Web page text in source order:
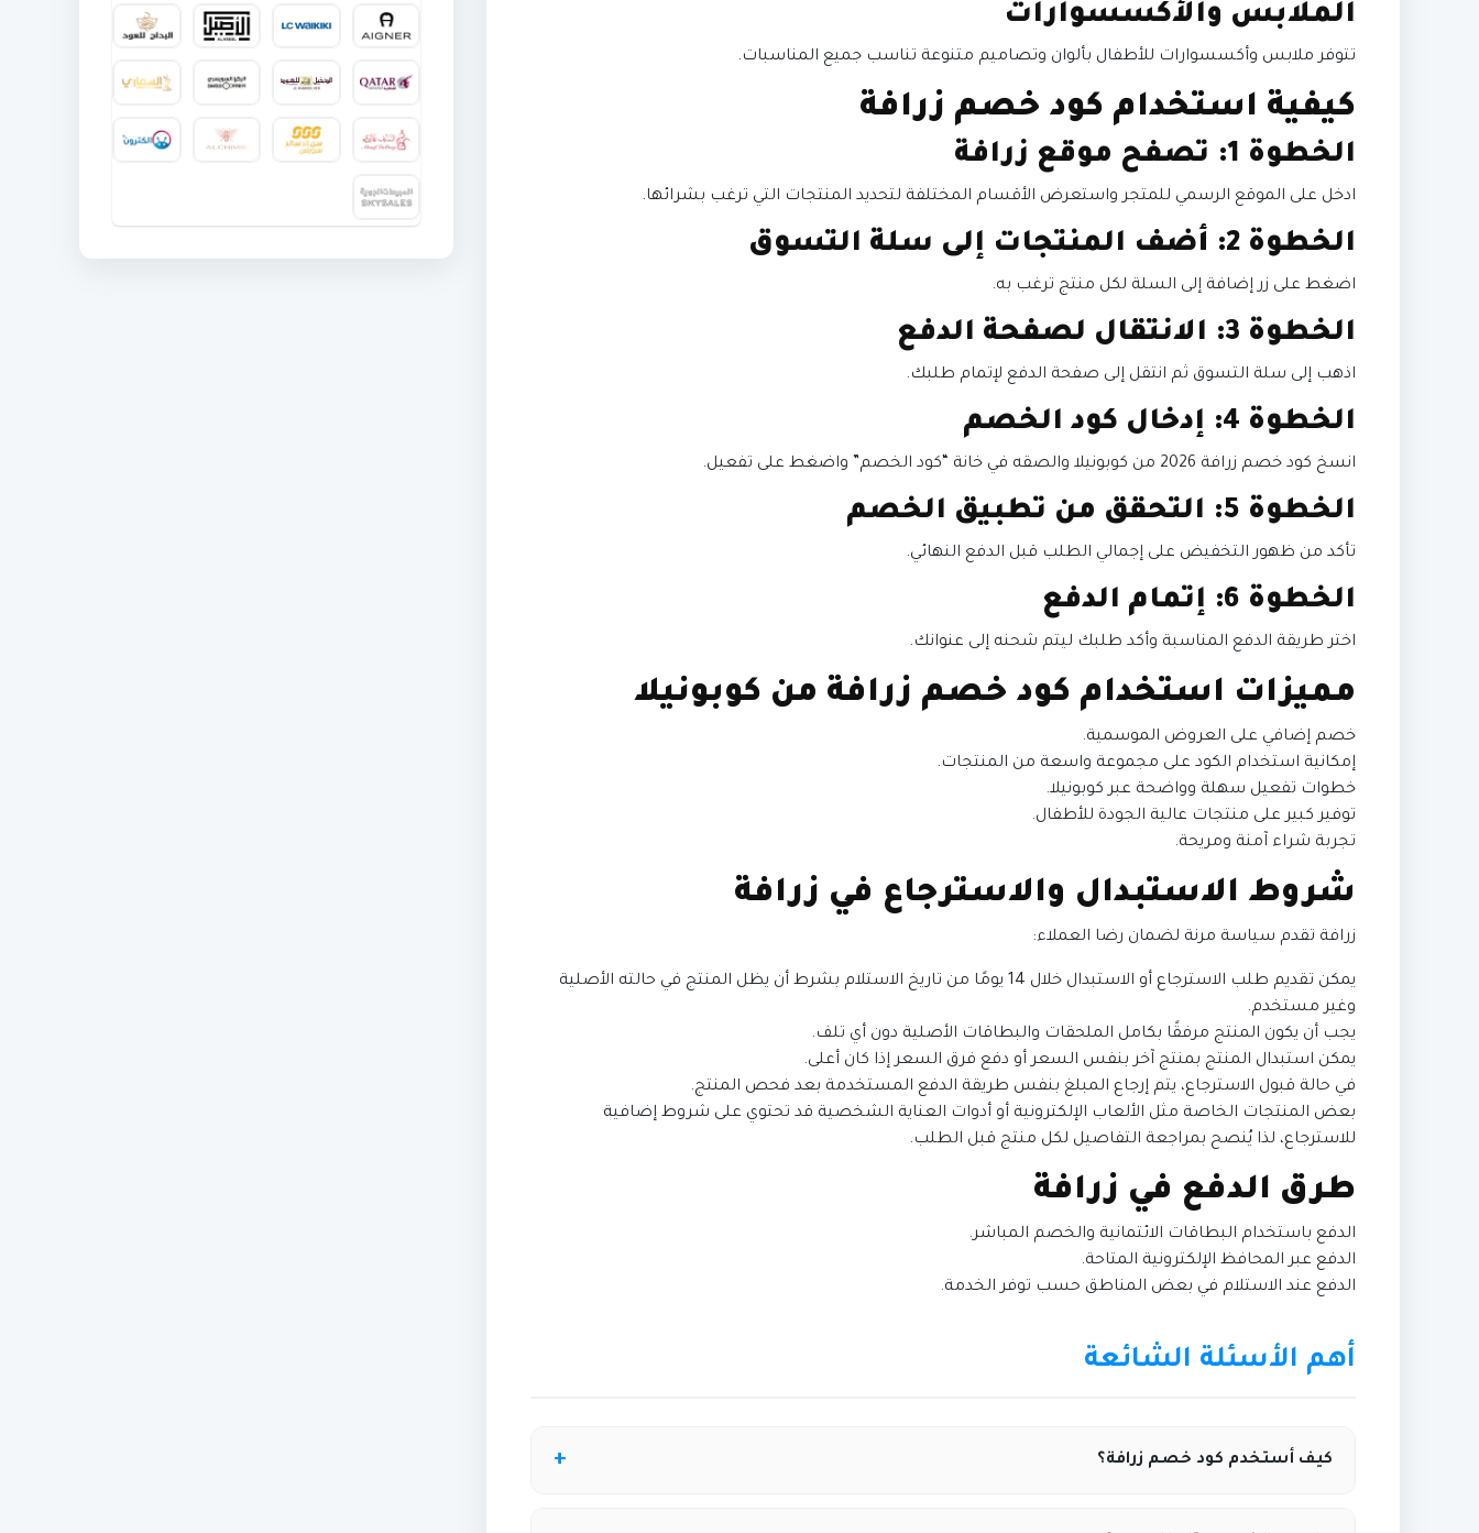
الملابس والأكسسوارات
تتوفر ملابس وأكسسوارات للأطفال بألوان وتصاميم متنوعة تناسب جميع المناسبات.
كيفية استخدام كود خصم زرافة
الخطوة 1: تصفح موقع زرافة
ادخل على الموقع الرسمي للمتجر واستعرض الأقسام المختلفة لتحديد المنتجات التي ترغب بشرائها.
الخطوة 2: أضف المنتجات إلى سلة التسوق
اضغط على زر إضافة إلى السلة لكل منتج ترغب به.
الخطوة 3: الانتقال لصفحة الدفع
اذهب إلى سلة التسوق ثم انتقل إلى صفحة الدفع لإتمام طلبك.
الخطوة 4: إدخال كود الخصم
انسخ كود خصم زرافة 2026 من كوبونيلا والصقه في خانة “كود الخصم” واضغط على تفعيل.
الخطوة 5: التحقق من تطبيق الخصم
تأكد من ظهور التخفيض على إجمالي الطلب قبل الدفع النهائي.
الخطوة 6: إتمام الدفع
اختر طريقة الدفع المناسبة وأكد طلبك ليتم شحنه إلى عنوانك.
مميزات استخدام كود خصم زرافة من كوبونيلا
خصم إضافي على العروض الموسمية.
إمكانية استخدام الكود على مجموعة واسعة من المنتجات.
خطوات تفعيل سهلة وواضحة عبر كوبونيلا.
توفير كبير على منتجات عالية الجودة للأطفال.
تجربة شراء آمنة ومريحة.
شروط الاستبدال والاسترجاع في زرافة
زرافة تقدم سياسة مرنة لضمان رضا العملاء:
يمكن تقديم طلب الاسترجاع أو الاستبدال خلال 14 يومًا من تاريخ الاستلام بشرط أن يظل المنتج في حالته الأصلية
وغير مستخدم.
يجب أن يكون المنتج مرفقًا بكامل الملحقات والبطاقات الأصلية دون أي تلف.
يمكن استبدال المنتج بمنتج آخر بنفس السعر أو دفع فرق السعر إذا كان أعلى.
في حالة قبول الاسترجاع، يتم إرجاع المبلغ بنفس طريقة الدفع المستخدمة بعد فحص المنتج.
بعض المنتجات الخاصة مثل الألعاب الإلكترونية أو أدوات العناية الشخصية قد تحتوي على شروط إضافية
للاسترجاع، لذا يُنصح بمراجعة التفاصيل لكل منتج قبل الطلب.
طرق الدفع في زرافة
الدفع باستخدام البطاقات الائتمانية والخصم المباشر.
الدفع عبر المحافظ الإلكترونية المتاحة.
الدفع عند الاستلام في بعض المناطق حسب توفر الخدمة.
أهم الأسئلة الشائعة
كيف أستخدم كود خصم زرافة؟